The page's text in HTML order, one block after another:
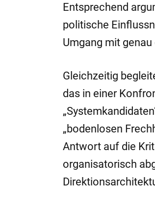
Entsprechend
politische
Umgang mit
Gleichzeitig
das in einer
„bodenlosen
Antwort auf die
organisatorisch